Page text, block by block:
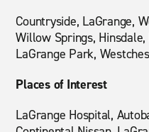
Countryside, LaGrange,
Willow Springs,
LaGrange Park,
Places of Interest
LaGrange Hospital,